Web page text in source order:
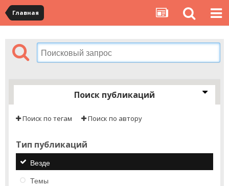
Главная
Поиск публикаций
Поиск по тегам Поиск по автору
Тип публикаций
Везде
Темы